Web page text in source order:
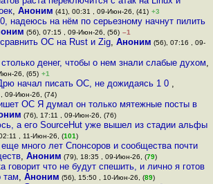
,Аноним (41), 00:31 , 09-Июн-26, (41) +3
надеюсь на нём по серьезному начнут пилить
(56), 07:15 , 09-Июн-26, (56) –1
ОС на Rust и Zig, Аноним (56), 07:16 , 09-
денег, чтобы о нем знали слабые духом,
26, (65) +1
начал писать ОС, не дожидаясь 1 0 ,
09-Июн-26, (74)
ОС Я думал он только мятежные посты в
(76), 17:11 , 09-Июн-26, (76)
а его SourceHut уже вышел из стадии альфы
, 11-Июн-26, (101)
много лет Спонсоров и сообщества почти
, Аноним (79), 18:35 , 09-Июн-26, (79)
говорит что не будут спешить, и лично я готов
там, Аноним (56), 15:50 , 10-Июн-26, (89)